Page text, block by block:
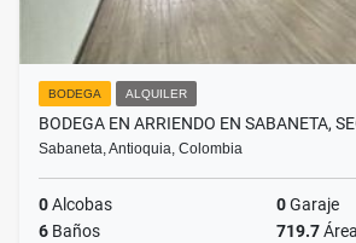
BODEGA ALQUILER
BODEGA EN ARRIENDO EN SABANETA,
Sabaneta, Antioquia, Colombia
0Alcobas 0Garaje
6 Baños 719.7